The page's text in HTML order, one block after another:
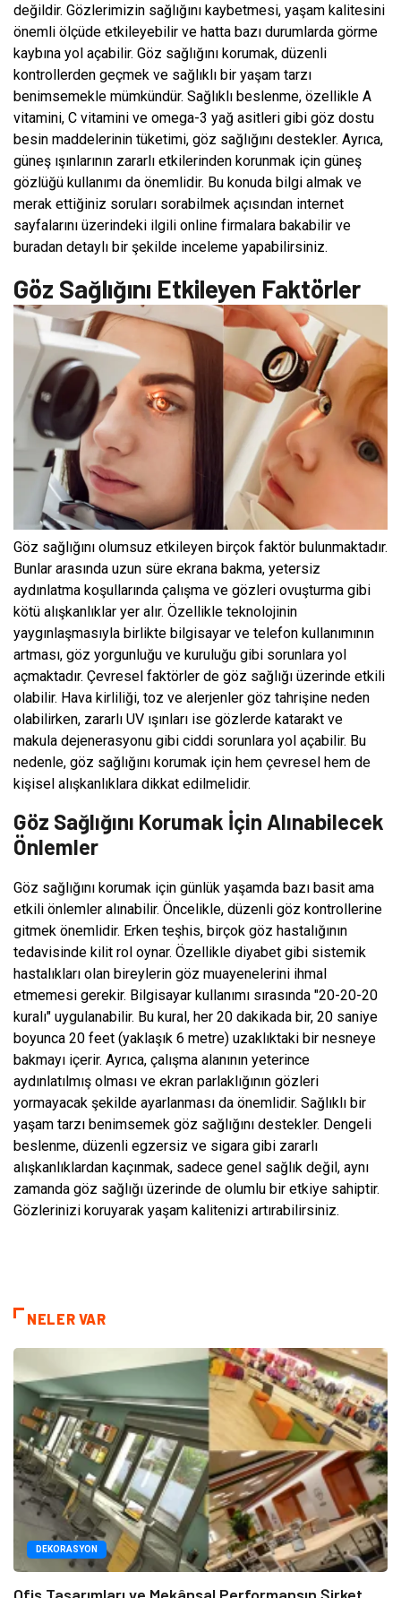
değildir. Gözlerimizin sağlığını kaybetmesi, yaşam kalitesini
önemli ölçüde etkileyebilir ve hatta bazı durumlarda görme
kaybına yol açabilir. Göz sağlığını korumak, düzenli
kontrollerden geçmek ve sağlıklı bir yaşam tarzı
benimsemekle mümkündür. Sağlıklı beslenme, özellikle A
vitamini, C vitamini ve omega-3 yağ asitleri gibi göz dostu
besin maddelerinin tüketimi, göz sağlığını destekler. Ayrıca,
güneş ışınlarının zararlı etkilerinden korunmak için güneş
gözlüğü kullanımı da önemlidir. Bu konuda bilgi almak ve
merak ettiğiniz soruları sorabilmek açısından internet
sayfalarını üzerindeki ilgili online firmalara bakabilir ve
buradan detaylı bir şekilde inceleme yapabilirsiniz.
Göz Sağlığını Etkileyen Faktörler
Göz sağlığını olumsuz etkileyen birçok faktör bulunmaktadır.
Bunlar arasında uzun süre ekrana bakma, yetersiz
aydınlatma koşullarında çalışma ve gözleri ovuşturma gibi
kötü alışkanlıklar yer alır. Özellikle teknolojinin
yaygınlaşmasıyla birlikte bilgisayar ve telefon kullanımının
artması, göz yorgunluğu ve kuruluğu gibi sorunlara yol
açmaktadır. Çevresel faktörler de göz sağlığı üzerinde etkili
olabilir. Hava kirliliği, toz ve alerjenler göz tahrişine neden
olabilirken, zararlı UV ışınları ise gözlerde katarakt ve
makula dejenerasyonu gibi ciddi sorunlara yol açabilir. Bu
nedenle, göz sağlığını korumak için hem çevresel hem de
kişisel alışkanlıklara dikkat edilmelidir.
Göz Sağlığını Korumak İçin Alınabilecek
Önlemler
Göz sağlığını korumak için günlük yaşamda bazı basit ama
etkili önlemler alınabilir. Öncelikle, düzenli göz kontrollerine
gitmek önemlidir. Erken teşhis, birçok göz hastalığının
tedavisinde kilit rol oynar. Özellikle diyabet gibi sistemik
hastalıkları olan bireylerin göz muayenelerini ihmal
etmemesi gerekir. Bilgisayar kullanımı sırasında "20-20-20
kuralı" uygulanabilir. Bu kural, her 20 dakikada bir, 20 saniye
boyunca 20 feet (yaklaşık 6 metre) uzaklıktaki bir nesneye
bakmayı içerir. Ayrıca, çalışma alanının yeterince
aydınlatılmış olması ve ekran parlaklığının gözleri
yormayacak şekilde ayarlanması da önemlidir. Sağlıklı bir
yaşam tarzı benimsemek göz sağlığını destekler. Dengeli
beslenme, düzenli egzersiz ve sigara gibi zararlı
alışkanlıklardan kaçınmak, sadece genel sağlık değil, aynı
zamanda göz sağlığı üzerinde de olumlu bir etkiye sahiptir.
Gözlerinizi koruyarak yaşam kalitenizi artırabilirsiniz.
NELER VAR
DEKORASYON